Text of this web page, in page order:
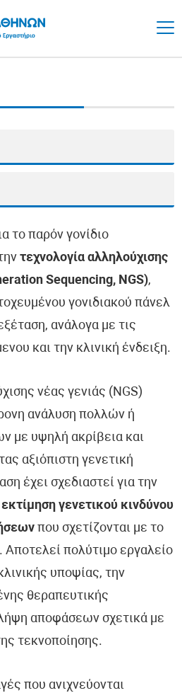
το παρόν γονίδιο
τεχνολογία αλληλούχισης
Sequencing, NGS),
γονιδιακού πάνελ
ανάλογα με τις
και την κλινική ένδειξη.
νέας γενιάς (NGS)
ανάλυση πολλών ή
με υψηλή ακρίβεια και
αξιόπιστη γενετική
έχει σχεδιαστεί για την
εκτίμηση γενετικού κινδύνου
που σχετίζονται με το
Αποτελεί πολύτιμο εργαλείο
υποψίας, την
θεραπευτικής
αποφάσεων σχετικά με
τεκνοποίησης.
που ανιχνεύονται